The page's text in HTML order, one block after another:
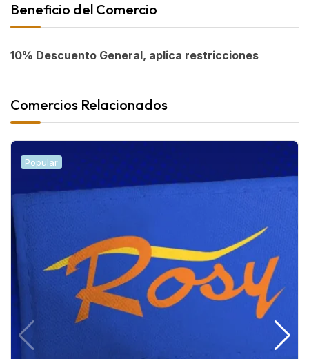
Beneficio del Comercio
10% Descuento General, aplica restricciones
Comercios Relacionados
Popular